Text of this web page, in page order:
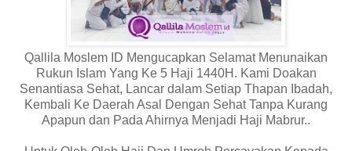
Qallila Moslem ID Mengucapkan Selamat Menunaikan
Rukun Islam Yang Ke 5 Haji 1440H. Kami Doakan
Senantiasa Sehat, Lancar dalam Setiap Thapan Ibadah,
Kembali Ke Daerah Asal Dengan Sehat Tanpa Kurang
Apapun dan Pada Ahirnya Menjadi Haji Mabrur..